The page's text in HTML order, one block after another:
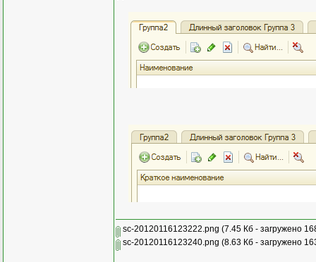
sc-20120116123222.png (7.45 Кб - загружено
sc-20120116123240.png (8.63 Кб - загружено